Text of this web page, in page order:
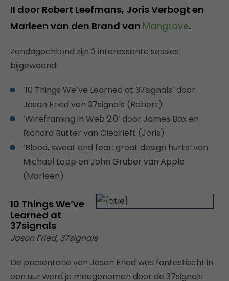
II door Robert Leefmans, Joris Verbogt en
Marleen van den Brand van Mangrove.
Zondagochtend zijn 3 interessante sessies
bijgewoond:
‘10 Things We’ve Learned at 37signals’ door
Jason Fried van 37signals (Robert)
‘Wireframing in Web 2.0’ door James Box en
Richard Rutter van Clearleft (Joris)
‘Blood, sweat and fear: great design hurts’ van
Michael Lopp en John Gruber van Apple
(Marleen)
10 Things We’ve
Learned at
37signals
Jason Fried, 37signals
De presentatie van Jason Fried was fantastisch! In
een uur werd je meegenomen door de 37signals